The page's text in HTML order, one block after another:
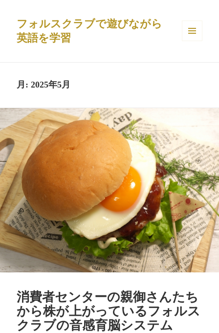
フォルスクラブで遊びながら
英語を学習
月:2025年5月
消費者センターの親御さんたち
から株が上がっているフォルス
クラブの音感育脳システム